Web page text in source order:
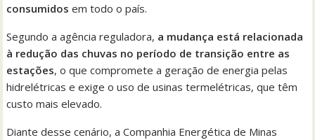
consumidos em todo o país.
Segundo a agência reguladora, a mudança está relacionada
à redução das chuvas no período de transição entre as
estações, o que compromete a geração de energia pelas
hidrelétricas e exige o uso de usinas termelétricas, que têm
custo mais elevado.
Diante desse cenário, a Companhia Energética de Minas